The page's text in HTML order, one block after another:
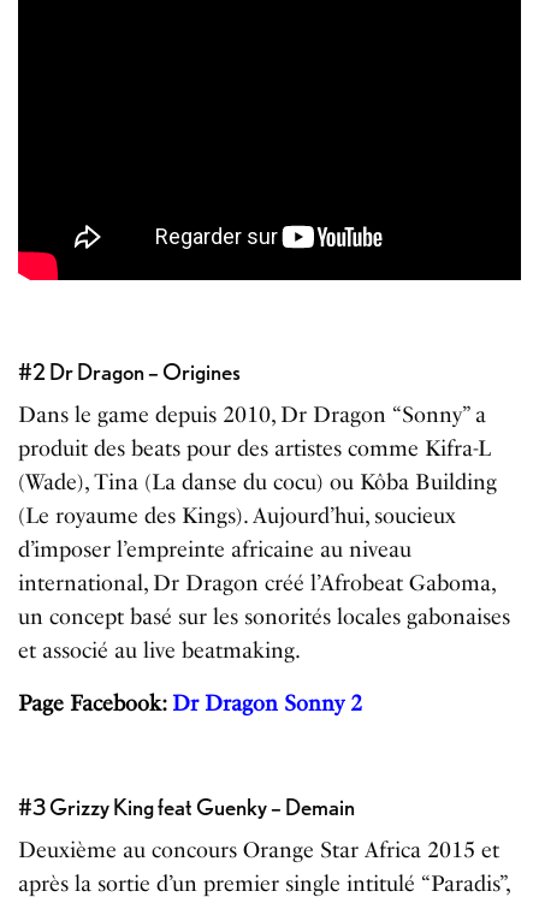
#2 Dr Dragon – Origines
Dans le game depuis 2010, Dr Dragon “Sonny” a
produit des beats pour des artistes comme Kifra-L
(Wade), Tina (La danse du cocu) ou Kôba Building
(Le royaume des Kings). Aujourd’hui, soucieux
d’imposer l’empreinte africaine au niveau
international, Dr Dragon créé l’Afrobeat Gaboma,
un concept basé sur les sonorités locales gabonaises
et associé au live beatmaking.
Page Facebook:Dr Dragon Sonny 2
#3 Grizzy King feat Guenky – Demain
Deuxième au concours Orange Star Africa 2015 et
après la sortie d’un premier single intitulé “Paradis”,